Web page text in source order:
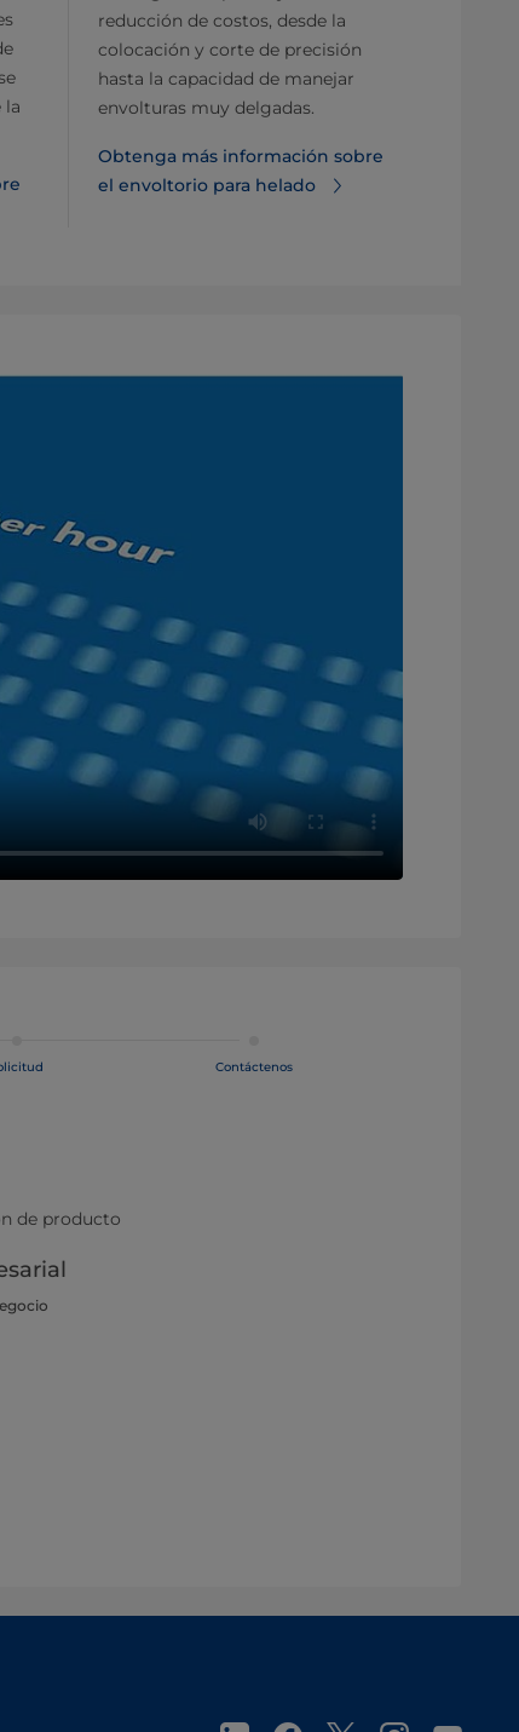
la
reducción de costos, desde la
colocación y corte de precisión
hasta la capacidad de manejar
envolturas muy delgadas.
Obtenga más información sobre
el envoltorio para helado
Contáctenos
de producto